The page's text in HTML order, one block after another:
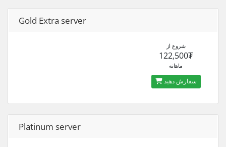
Gold Extra server
شروع از
122,500₮
ماهانه
سفارش دهید
Platinum server